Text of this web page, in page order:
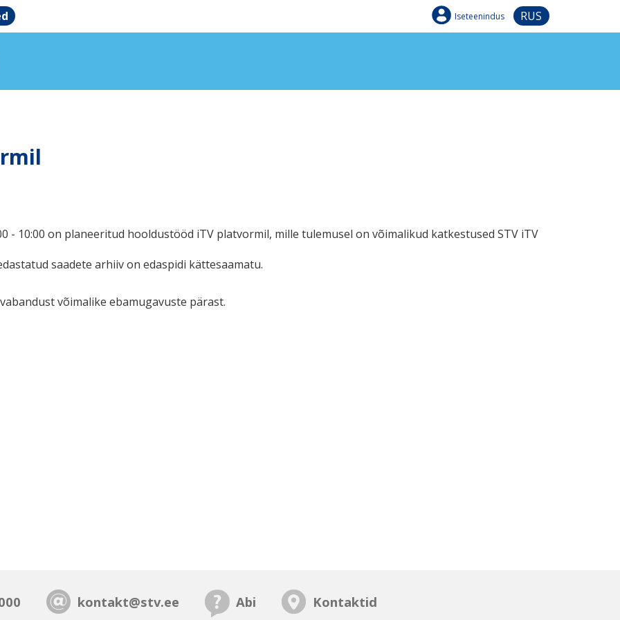
Iseteenindus RUS
- 10:00 on planeeritud hooldustööd iTV platvormil, mille tulemusel on võimalikud katkestused STV iTV
saadete arhiiv on edaspidi kättesaamatu.
võimalike ebamugavuste pärast.
kontakt@stv.ee Abi Kontaktid